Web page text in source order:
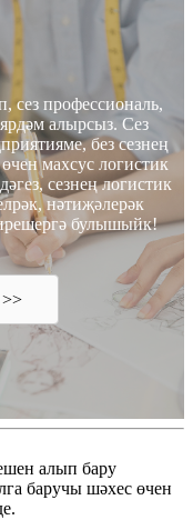
сез профессиональ,
алырсыз. Сез
без сезнең
махсус логистик
сезнең логистик
нәтиҗәлерәк
булышыйк!
алып бару
баручы шәхес өчен